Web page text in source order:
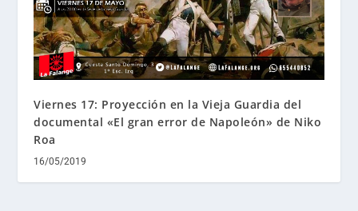
Viernes 17: Proyección en la Vieja Guardia del
documental «El gran error de Napoleón» de Niko
Roa
16/05/2019